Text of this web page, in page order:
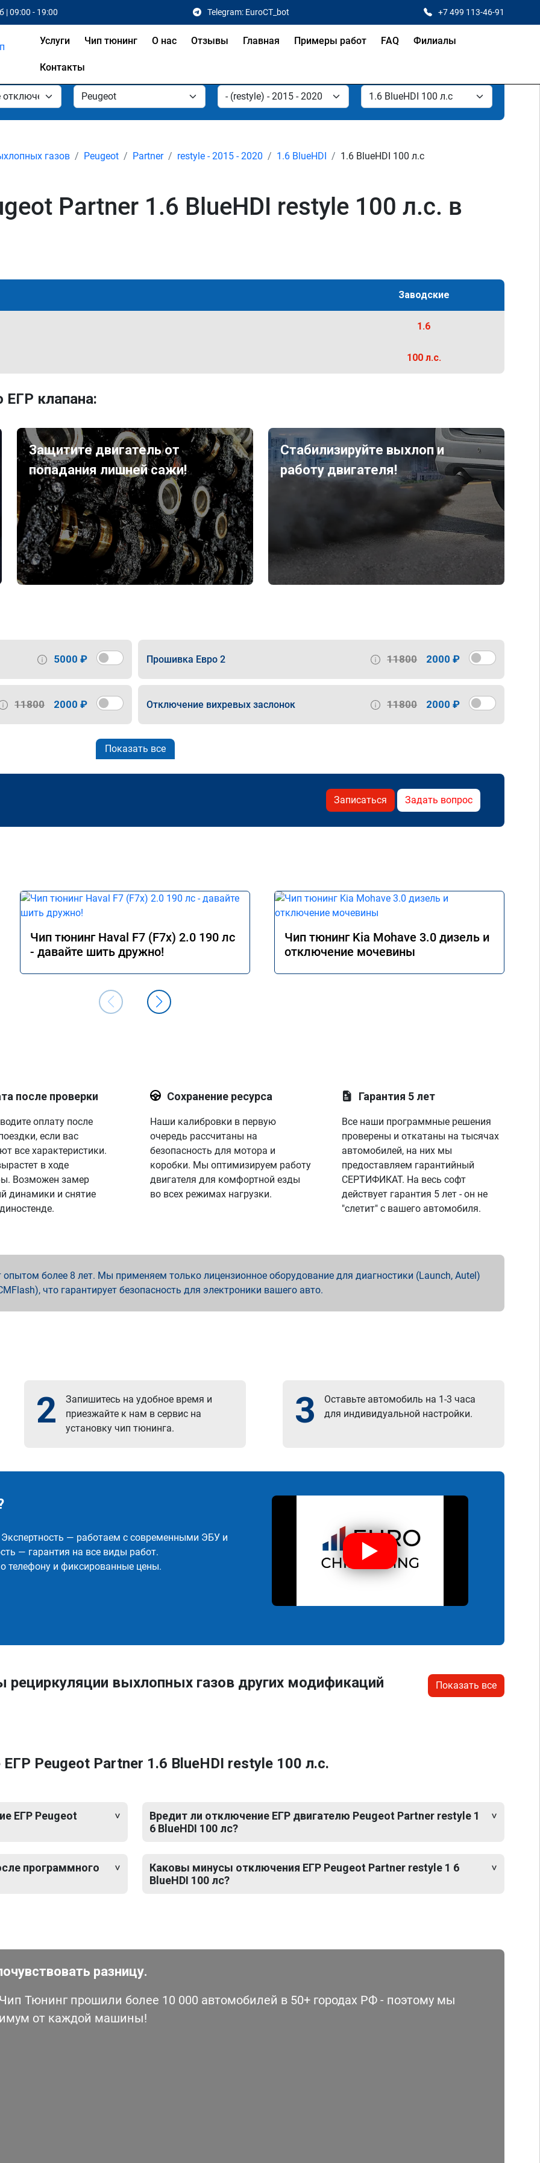
| 09:00 - 19:00 Telegram: EuroCT_bot +7 499 113-46-91
Услуги Чип тюнинг О нас Отзывы Главная Примеры работ FAQ Филиалы
Контакты
газов Peugeot Partner restyle - 2015 - 2020 1.6 BlueHDI 1.6 BlueHDI 100 л.с
Partner 1.6 BlueHDI restyle 100 л.с. в
Заводские
1.6
100 л.с.
клапана:
Защитите двигатель от
попадания лишней сажи!
Стабилизируйте выхлоп и
работу двигателя!
5000 ₽ Прошивка Евро 2 11800 2000 ₽
11800 2000 ₽ Отключение вихревых заслонок 11800 2000 ₽
Показать все
Записаться Задать вопрос
Чип тюнинг Haval F7 (F7x) 2.0 190 лс
- давайте шить дружно!
Чип тюнинг Kia Mohave 3.0 дизель и
отключение мочевины
после проверки
оплату после
если вас
все характеристики.
в ходе
Возможен замер
динамики и снятие
Сохранение ресурса
Наши калибровки в первую
очередь рассчитаны на
безопасность для мотора и
коробки. Мы оптимизируем работу
двигателя для комфортной езды
во всех режимах нагрузки.
Гарантия 5 лет
Все наши программные решения
проверены и откатаны на тысячах
автомобилей, на них мы
предоставляем гарантийный
СЕРТИФИКАТ. На весь софт
действует гарантия 5 лет - он не
"слетит" с вашего автомобиля.
более 8 лет. Мы применяем только лицензионное оборудование для диагностики (Launch, Autel)
что гарантирует безопасность для электроники вашего авто.
2
Запишитесь на удобное время и
приезжайте к нам в сервис на
установку чип тюнинга.
3
Оставьте автомобиль на 1-3 часа
для индивидуальной настройки.
— работаем с современными ЭБУ и
— гарантия на все виды работ.
телефону и фиксированные цены.
выхлопных газов других модификаций Показать все
Peugeot Partner 1.6 BlueHDI restyle 100 л.с.
ЕГР Peugeot
программного
Вредит ли отключение ЕГР двигателю Peugeot Partner restyle 1
6 BlueHDI 100 лс?
Каковы минусы отключения ЕГР Peugeot Partner restyle 1 6
BlueHDI 100 лс?
разницу.
Тюнинг прошили более 10 000 автомобилей в 50+ городах РФ - поэтому мы
от каждой машины!